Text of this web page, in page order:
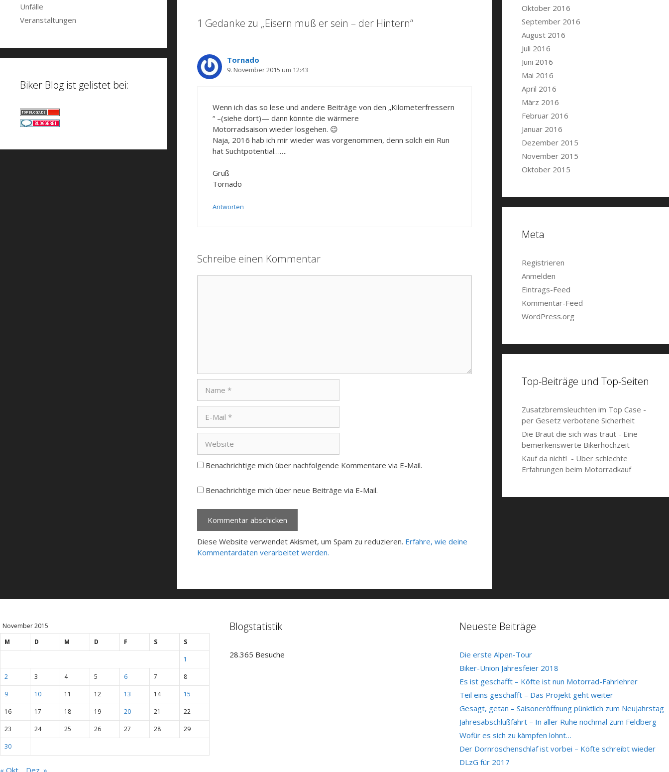
1 Gedanke zu „Eisern muß er sein – der Hintern“
Tornado
9. November 2015 um 12:43
Wenn ich das so lese und andere Beiträge von den „Kilometerfressern
“ –(siehe dort)— dann könnte die wärmere
Motorradsaison wieder losgehen. 😉
Naja, 2016 hab ich mir wieder was vorgenommen, denn solch ein Run
hat Suchtpotential…….
Gruß
Tornado
Antworten
Schreibe einen Kommentar
Mail
Benachrichtige mich über nachfolgende Kommentare via E-Mail.
Benachrichtige mich über neue Beiträge via E-Mail.
Diese Website verwendet Akismet, um Spam zu reduzieren. Erfahre, wie deine
Kommentardaten verarbeitet werden.
Unfälle
Veranstaltungen
Biker Blog ist gelistet bei:
Oktober 2016
September 2016
August 2016
Juli 2016
Juni 2016
Mai 2016
April 2016
März 2016
Februar 2016
Januar 2016
Dezember 2015
November 2015
Oktober 2015
Meta
Registrieren
Anmelden
Eintrags-Feed
Kommentar-Feed
WordPress.org
Top-Beiträge und Top-Seiten
Zusatzbremsleuchten im Top Case -
per Gesetz verbotene Sicherheit
Die Braut die sich was traut - Eine
bemerkenswerte Bikerhochzeit
Kauf da nicht! - Über schlechte
Erfahrungen beim Motorradkauf
November 2015
M
D M D F S S
1
2 3 4 5 6 7 8
9 10 11 12 13 14 15
16 17 18 19 20 21 22
23 24 25 26 27 28 29
30
« Okt. Dez. »
Blogstatistik
28.365 Besuche
Neueste Beiträge
Die erste Alpen-Tour
Biker-Union Jahresfeier 2018
Es ist geschafft – Köfte ist nun Motorrad-Fahrlehrer
Teil eins geschafft – Das Projekt geht weiter
Gesagt, getan – Saisoneröffnung pünktlich zum Neujahrstag
Jahresabschlußfahrt – In aller Ruhe nochmal zum Feldberg
Wofür es sich zu kämpfen lohnt…
Der Dornröschenschlaf ist vorbei – Köfte schreibt wieder
DLzG für 2017